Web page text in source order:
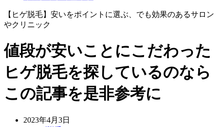
【ヒゲ脱毛】安いをポイントに選ぶ、でも効果のあるサロン
やクリニック
値段が安いことにこだわった
ヒゲ脱毛を探しているのなら
この記事を是非参考に
2023年4月3日